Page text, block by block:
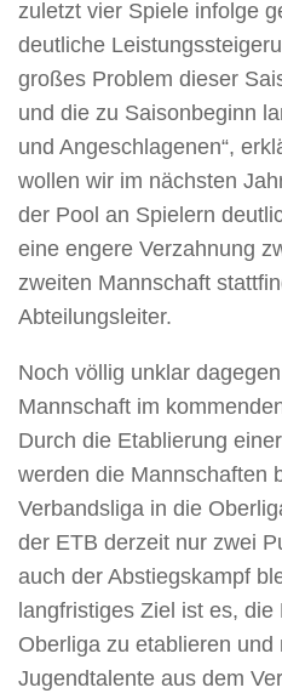
zuletzt vier Spiele infolge
deutliche
großes Problem dieser
und die zu Saisonbeginn
und Angeschlagenen“,
wollen wir im nächsten
der Pool an Spielern
eine engere Verzahnung
zweiten Mannschaft
Abteilungsleiter.
Noch völlig unklar
Mannschaft im
Durch die Etablierung
werden die Mannschaften
Verbandsliga in die
der ETB derzeit nur zwei
auch der Abstiegskampf
langfristiges Ziel ist es,
Oberliga zu etablieren
Jugendtalente aus dem